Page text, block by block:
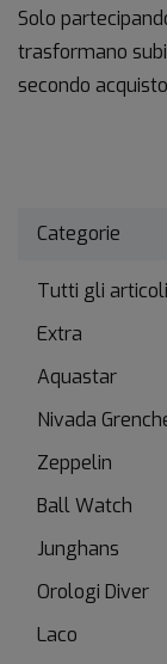
Solo
trasformano
secondo
Categorie
Tutti gli articoli
Extra
Aquastar
Nivada
Zeppelin
Ball Watch
Junghans
Orologi Diver
Laco